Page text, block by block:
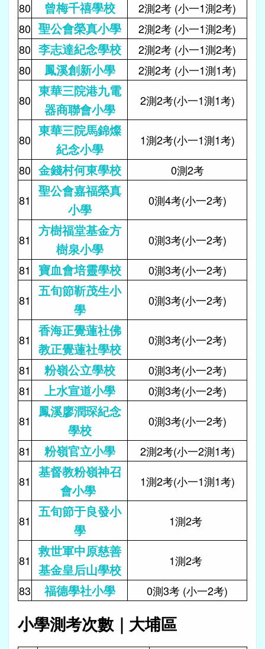
80 曾梅千禧學校
2測2考 (小一1測2考)
80 聖公會榮真小學
2測2考 (小一1測2考)
80 李志達紀念學校
2測2考 (小一1測2考)
80
鳳溪創新小學
2測2考 (小一1測1考)
80
東華三院港九電
器商聯會小學
2測2考(小一1測1考)
80
東華三院馬錦燦
紀念小學
1測2考(小一1測1考)
80 金錢村何東學校
0測2考
81
聖公會嘉福榮真
小學
0測4考(小一2考)
81
方樹福堂基金方
樹泉小學
0測3考(小一2考)
81
寶血會培靈學校
0測3考(小一2考)
81
五旬節靳茂生小
學
0測3考(小一2考)
81
香海正覺蓮社佛
教正覺蓮社學校
0測3考(小一2考)
81
粉嶺公立學校
0測3考(小一2考)
81
上水宣道小學
0測3考(小一2考)
81
鳳溪廖潤琛紀念
學校
0測3考(小一2考)
81
粉嶺官立小學
2測2考(小一2測1考)
81
基督教粉嶺神召
會小學
1測2考(小一1測1考)
81
五旬節于良發小
學
1測2考
81
救世軍中原慈善
基金皇后山學校
1測2考
83
福德學社小學 0測3考 (小一2考)
小學測考次數｜大埔區